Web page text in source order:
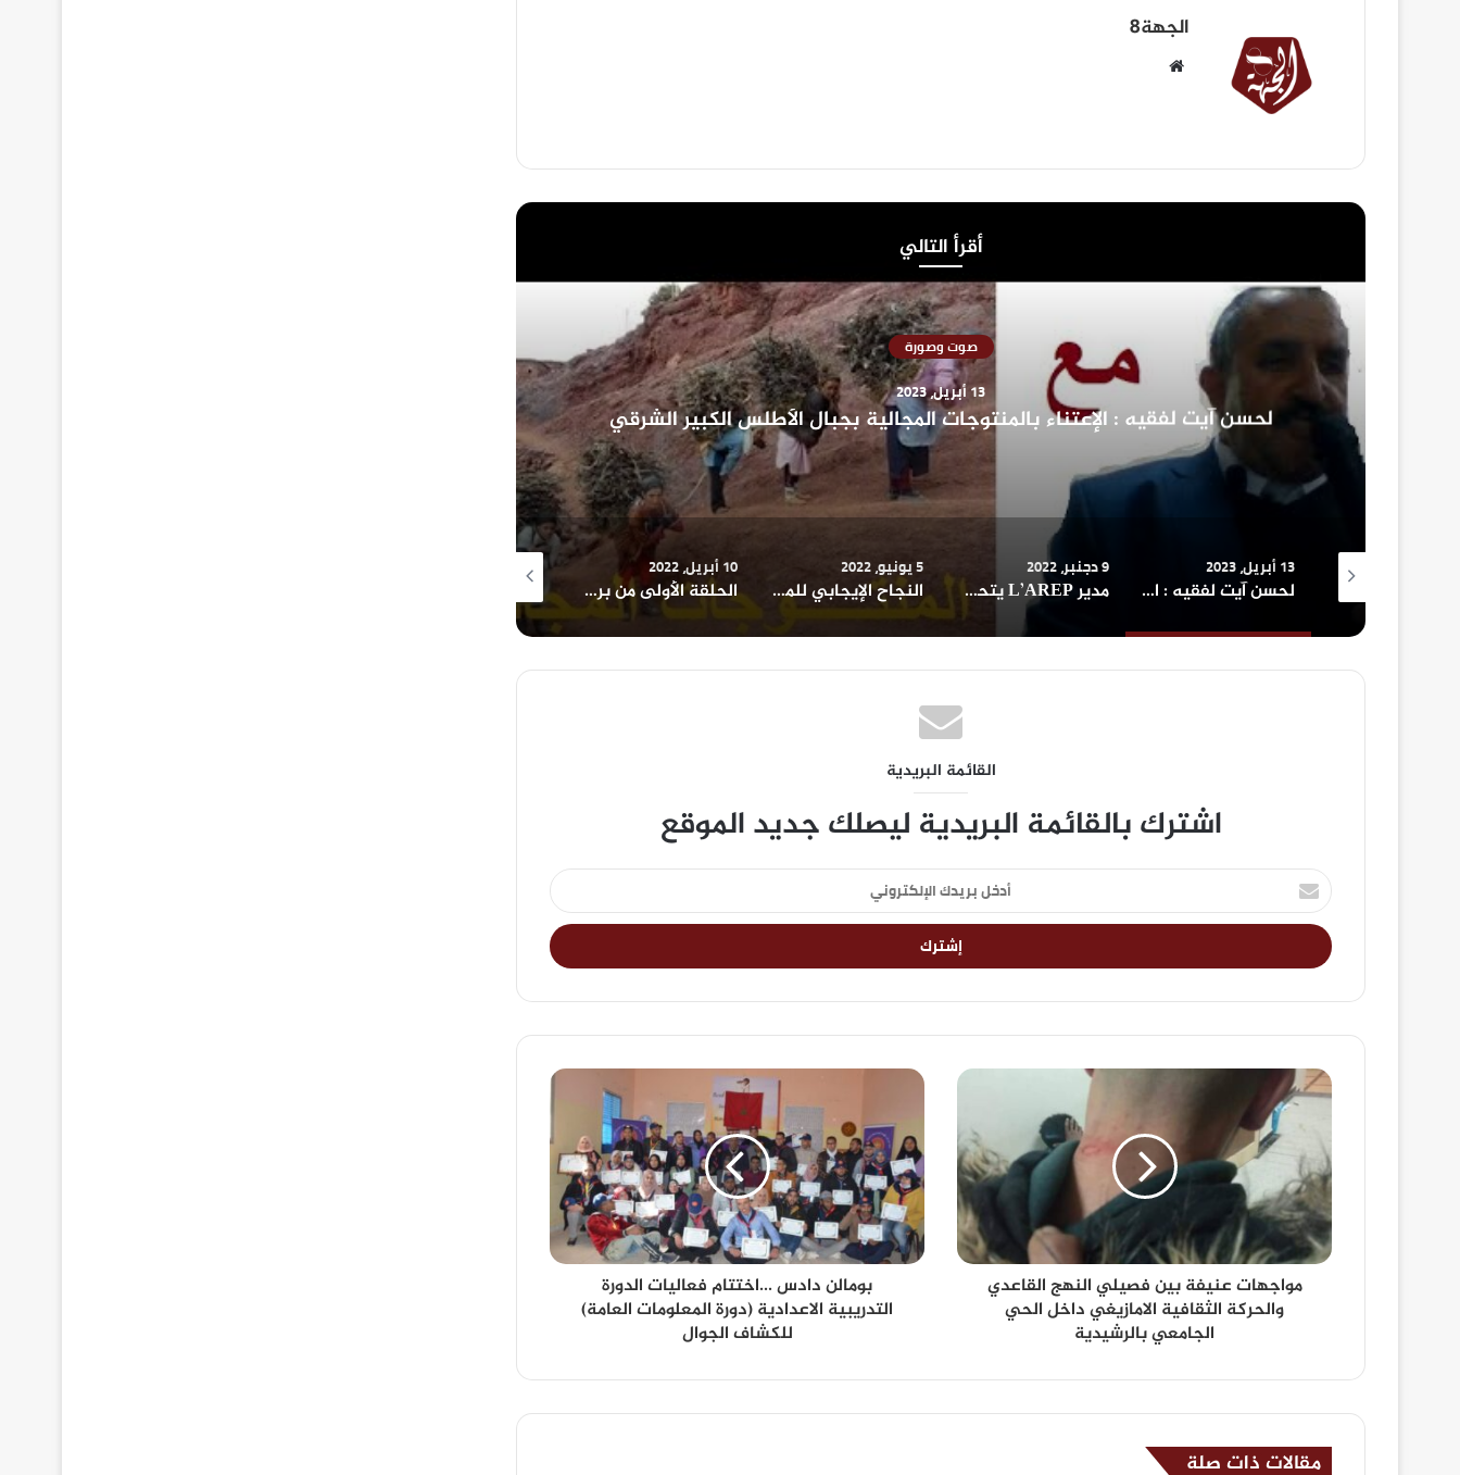
الجهة8
أقرأ التالي
صوت وصورة
13 أبريل، 2023
لحسن آيت لفقيه : الإعتناء بالمنتوجات المجالية بجبال الأطلس الكبير الشرقي
13 أبريل، 2023
لحسن آيت لفقيه : الإعتناء بالمنتوجات المجالية بجبال الأطلس الكبير الشرقي
9 دجنبر، 2022
مدير L’AREP يتحدى القانون و يتفاوض مع المقاولين
5 يونيو، 2022
النجاح الإيجابي للمتعلم .ذ عبد الكريم فوزي
10 أبريل، 2022
الحلقة الأولى من برنامج: في رياض تجويد القرآن …مع د.رشيد عمور
10 أبريل، 2022
القائمة البريدية
اشترك بالقائمة البريدية ليصلك جديد الموقع
مواجهات عنيفة بين فصيلي النهج القاعدي
والحركة الثقافية الامازيغي داخل الحي
الجامعي بالرشيدية
بومالن دادس ...اختتام فعاليات الدورة
التدريبية الاعدادية (دورة المعلومات العامة)
للكشاف الجوال
مقالات ذات صلة